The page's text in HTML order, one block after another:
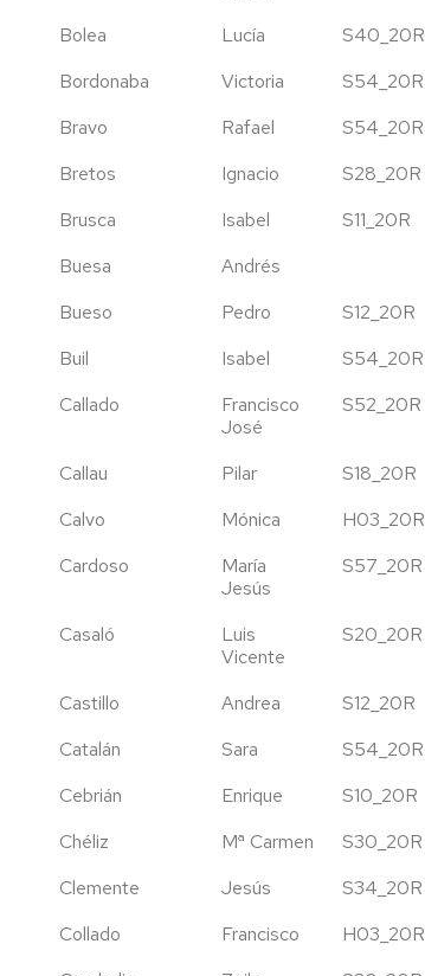
Y
FINANCIERO
Bolea Lucía S40_20R
Bordonaba
Victoria S54_20R
Bravo
Rafael S54_20R
Bretos
Ignacio S28_20R
Brusca
Isabel S11_20R
Buesa
Andrés
Bueso
Pedro S12_20R
Buil
Isabel S54_20R
Callado
Francisco
José
S52_20R
Callau Pilar S18_20R
Calvo
Mónica H03_20R
Cardoso
María
Jesús
S57_20R
Casaló
Luis
Vicente
S20_20R
Castillo Andrea S12_20R
Catalán
Sara S54_20R
Cebrián
Enrique S10_20R
Chéliz
Mª Carmen S30_20R
Clemente
Jesús S34_20R
Collado
Francisco H03_20R